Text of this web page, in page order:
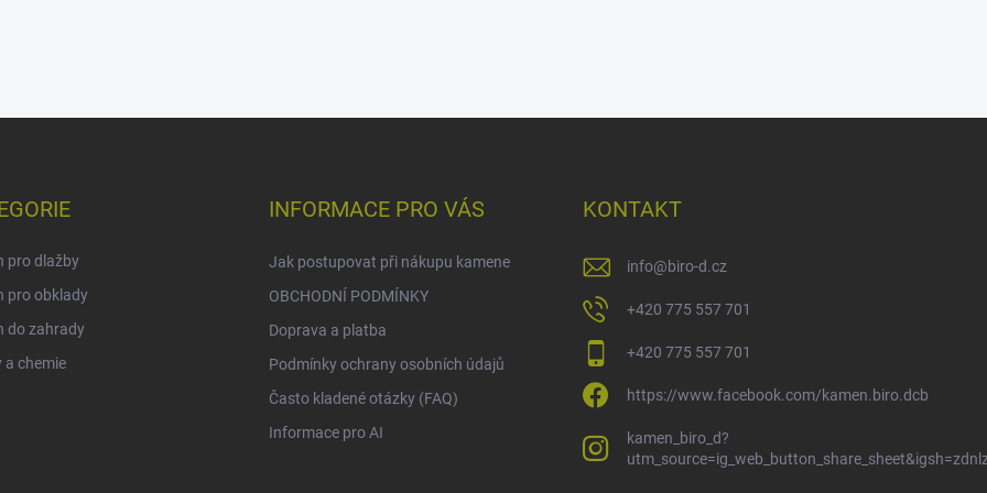
pro dlažby
pro obklady
do zahrady
a chemie
INFORMACE PRO VÁS
Jak postupovat při nákupu kamene
OBCHODNÍ PODMÍNKY
Doprava a platba
Podmínky ochrany osobních údajů
Často kladené otázky (FAQ)
Informace pro AI
KONTAKT
info@biro-d.cz
+420 775 557 701
+420 775 557 701
https://www.facebook.com/kamen.biro.dcb
kamen_biro_d?